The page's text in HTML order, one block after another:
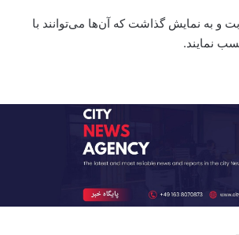
و به نمایش گذاشت که آن‌ها می‌توانند با
نمایند.